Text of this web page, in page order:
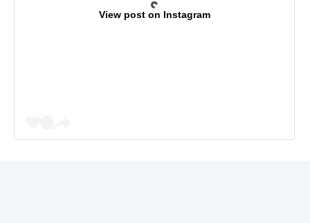
View post on Instagram